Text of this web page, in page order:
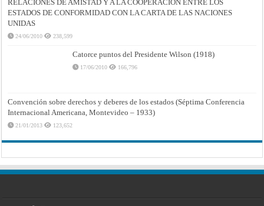
RELACIONES DE AMISTAD Y A LA COOPERACIÓN ENTRE LOS
ESTADOS DE CONFORMIDAD CON LA CARTA DE LAS NACIONES
UNIDAS
24/06/2010 238,599
Catorce puntos del Presidente Wilson (1918)
17/06/2010 166,796
Convención sobre derechos y deberes de los estados (Séptima Conferencia
Internacional Americana, Montevideo – 1933)
21/01/2013 123,652